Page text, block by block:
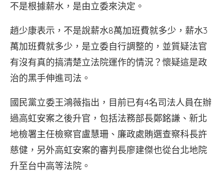
不是根據薪水，是由立委來決定。
趙少康表示，不是說薪水8萬加班費就多少，薪水3
萬加班費就多少，是立委自行調整的，並質疑法官
有沒有真的搞清楚立法院運作的情況？懷疑這是政
治的黑手伸進司法。
國民黨立委王鴻薇指出，目前已有4名司法人員在辦
過高虹安案之後升官，包括法務部長鄭銘謙、新北
地檢署主任檢察官盧慧珊、廉政處賄選查察科長許
慈健，另外高虹安案的審判長廖建傑也從台北地院
升至台中高等法院。